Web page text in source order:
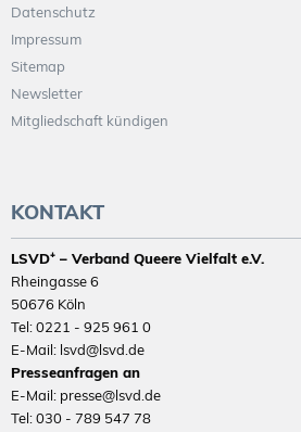
Datenschutz
Impressum
Sitemap
Newsletter
Mitgliedschaft kündigen
KONTAKT
LSVD⁺ – Verband Queere Vielfalt e.V.
Rheingasse 6
50676 Köln
Tel: 0221 - 925 961 0
E-Mail: lsvd@lsvd.de
Presseanfragen an
E-Mail: presse@lsvd.de
Tel: 030 - 789 547 78